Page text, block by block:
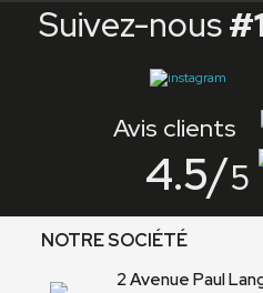
Suivez-nous
Avis clients
4.5/5
NOTRE SOCIÉTÉ
2 Avenue Paul